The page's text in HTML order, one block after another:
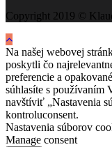
Copyright 2019 ©
Na našej webovej
poskytli čo
preferencie a
súhlasíte s
navštíviť „Nastavenia
kontroluconsent.
Nastavenia súborov
Manage consent